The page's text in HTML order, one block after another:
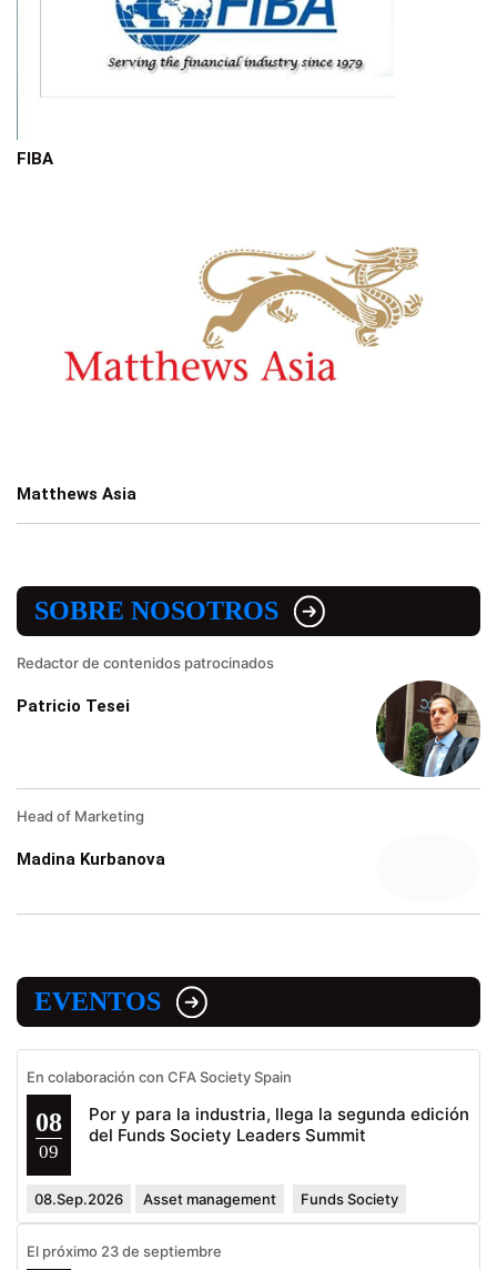
FIBA
Matthews Asia
SOBRE NOSOTROS
Redactor de contenidos patrocinados
Patricio Tesei
Head of Marketing
Madina Kurbanova
EVENTOS
En colaboración con CFA Society Spain
08
09
Por y para la industria, llega la segunda edición
del Funds Society Leaders Summit
08.Sep.2026 Asset management Funds Society
El próximo 23 de septiembre